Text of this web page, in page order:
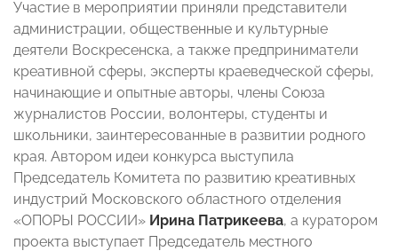
Участие в мероприятии приняли представители
администрации, общественные и культурные
деятели Воскресенска, а также предприниматели
креативной сферы, эксперты краеведческой сферы,
начинающие и опытные авторы, члены Союза
журналистов России, волонтеры, студенты и
школьники, заинтересованные в развитии родного
края. Автором идеи конкурса выступила
Председатель Комитета по развитию креативных
индустрий Московского областного отделения
«ОПОРЫ РОССИИ» Ирина Патрикеева, а куратором
проекта выступает Председатель местного